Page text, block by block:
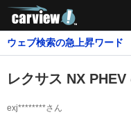
ウェブ検索の急上昇ワード
レクサス NX
exj********さん